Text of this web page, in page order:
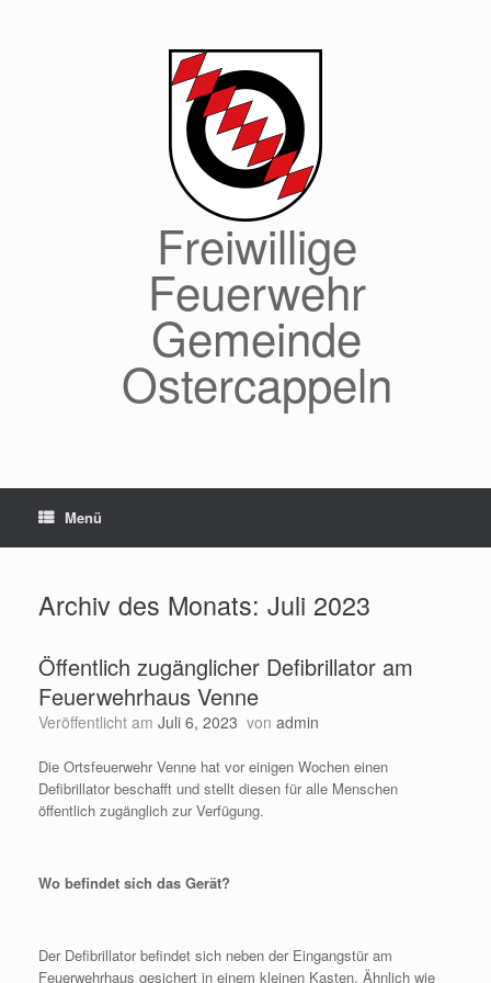
Freiwillige
Feuerwehr
Gemeinde
Ostercappeln
Menü
Archiv des Monats: Juli 2023
Öffentlich zugänglicher Defibrillator am
Feuerwehrhaus Venne
Veröffentlicht am Juli 6, 2023 von admin
Die Ortsfeuerwehr Venne hat vor einigen Wochen einen
Defibrillator beschafft und stellt diesen für alle Menschen
öffentlich zugänglich zur Verfügung.
Wo befindet sich das Gerät?
Der Defibrillator befindet sich neben der Eingangstür am
Feuerwehrhaus gesichert in einem kleinen Kasten. Ähnlich wie